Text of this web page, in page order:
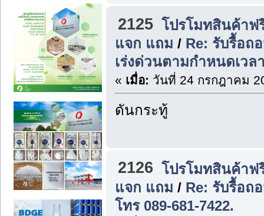
2125 โปรโมทสินค้าฟ
แจก แถม / Re: รับรื้อถ
เร่งด่วนตามกำหนดเวล
« เมื่อ: วันที่ 24 กรกฎาคม
ดันกระทู้
2126 โปรโมทสินค้าฟ
แจก แถม / Re: รับรื้อถ
โทร 089-681-7422.